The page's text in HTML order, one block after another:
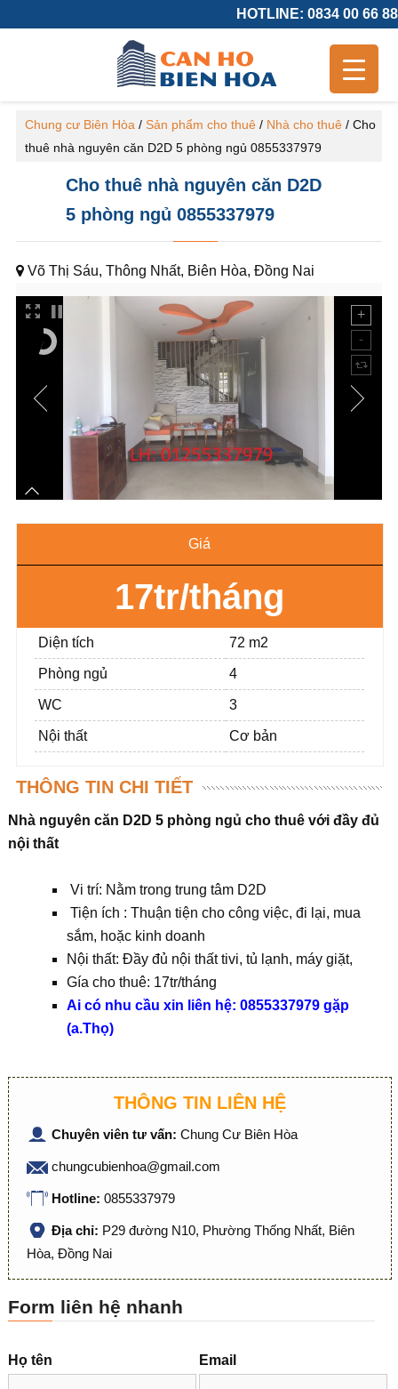
HOTLINE: 0834 00 66 88
Chung cư Biên Hòa / Sản phẩm cho thuê/ Nhà cho thuê/ Cho
thuê nhà nguyên căn D2D 5 phòng ngủ 0855337979
Cho thuê nhà nguyên căn D2D
5 phòng ngủ 0855337979
Võ Thị Sáu, Thông Nhất, Biên Hòa, Đồng Nai
Giá
17tr/tháng
Diện tích 72 m2
Phòng ngủ 4
WC 3
Nội thất Cơ bản
THÔNG TIN CHI TIẾT
Nhà nguyên căn D2D 5 phòng ngủ cho thuê với đầy đủ
nội thất
Vi trí: Nằm trong trung tâm D2D
Tiện ích : Thuận tiện cho công việc, đi lại, mua
sắm, hoặc kinh doanh
Nội thất: Đầy đủ nội thất tivi, tủ lạnh, máy giặt,
Gía cho thuê: 17tr/tháng
Ai có nhu cầu xin liên hệ: 0855337979 gặp
(a.Thọ)
THÔNG TIN LIÊN HỆ
Chuyên viên tư vấn: Chung Cư Biên Hòa
chungcubienhoa@gmail.com
Hotline: 0855337979
Địa chỉ: P29 đường N10, Phường Thống Nhất, Biên
Hòa, Đồng Nai
Form liên hệ nhanh
Họ tên Email